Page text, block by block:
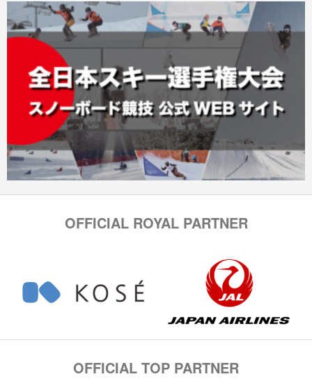
OFFICIAL ROYAL PARTNER
OFFICIAL TOP PARTNER